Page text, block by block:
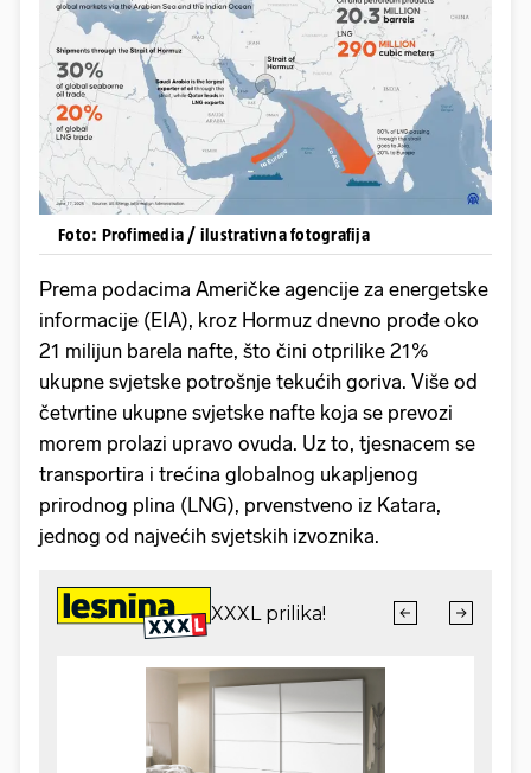
Foto: Profimedia / ilustrativna fotografija
Prema podacima Američke agencije za energetske
informacije (EIA), kroz Hormuz dnevno prođe oko
21 milijun barela nafte, što čini otprilike 21%
ukupne svjetske potrošnje tekućih goriva. Više od
četvrtine ukupne svjetske nafte koja se prevozi
morem prolazi upravo ovuda. Uz to, tjesnacem se
transportira i trećina globalnog ukapljenog
prirodnog plina (LNG), prvenstveno iz Katara,
jednog od najvećih svjetskih izvoznika.